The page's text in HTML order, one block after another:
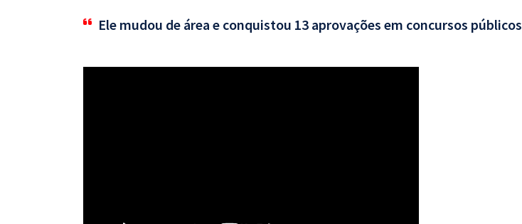
Ele mudou de área e conquistou 13 aprovações em concursos públicos